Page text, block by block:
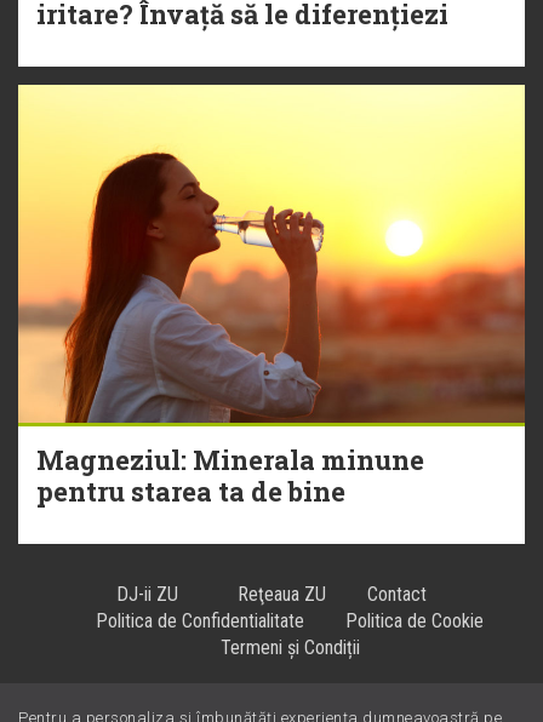
iritare? Învață să le diferențiezi
Magneziul: Minerala minune
pentru starea ta de bine
DJ-ii ZU Reţeaua ZU
Contact
Politica de Confidentialitate
Politica de Cookie
Termeni și Condiții
Pentru a personaliza și îmbunătăți experiența dumneavoastră pe